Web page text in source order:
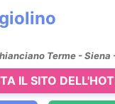
Terme - Siena
IL SITO